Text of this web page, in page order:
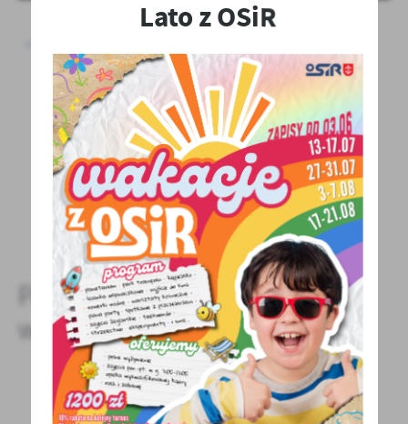
Hala Widowiskowo-Sportowa "Centrum Aktywizacji
Mazowiecki
POWRÓT
POPRZEDNI NASTĘPNY
Pozostałe
wydarzenia
11 - 10 - 2025 Godz. 12:00
Lato z OSiR